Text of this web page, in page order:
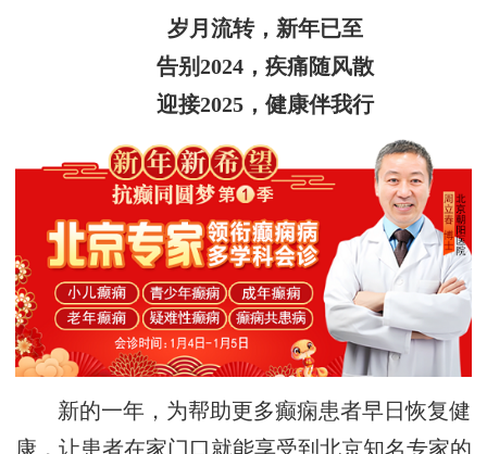
岁月流转，新年已至
告别2024，疾痛随风散
迎接2025，健康伴我行
新的一年，为帮助更多癫痫患者早日恢复健